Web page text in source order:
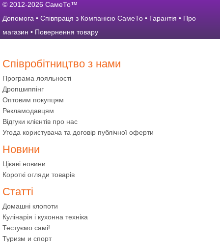
© 2012-2026 СамеТо™
Допомога • Співпраця з Компанією СамеТо • Гарантія • Про
магазин • Повернення товару
Співробітництво з нами
Програма лояльності
Дропшиппінг
Оптовим покупцям
Рекламодавцям
Відгуки клієнтів про нас
Угода користувача та договір публічної оферти
Новини
Цікаві новини
Короткі огляди товарів
Статті
Домашні клопоти
Кулінарія і кухонна техніка
Тестуємо самі!
Туризм и спорт